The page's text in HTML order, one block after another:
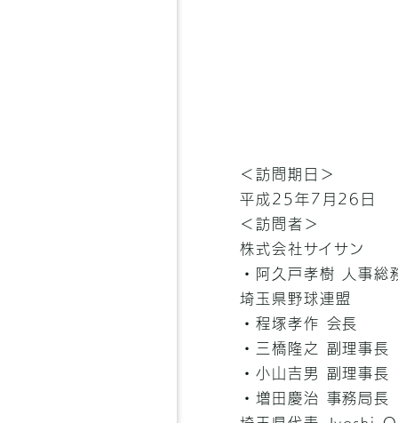
＜訪問期日＞
平成25年7月26日
＜訪問者＞
株式会社サイサン
・阿久戸孝樹 人事総
埼玉県野球連盟
・程塚孝作 会長
・三橋隆之 副理事長
・小山吉男 副理事長
・増田慶治 事務局長